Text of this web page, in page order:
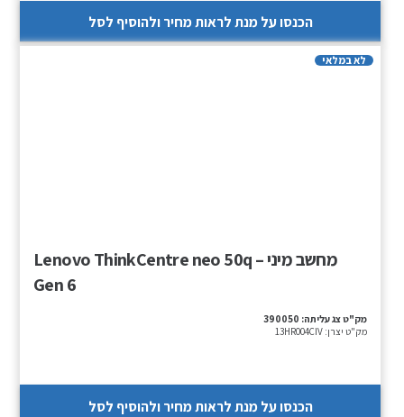
הכנסו על מנת לראות מחיר ולהוסיף לסל
לא במלאי
מחשב מיני – Lenovo ThinkCentre neo 50q
Gen 6
מק"ט צג עליתה: 390050
מק"ט יצרן: 13HR004CIV
הכנסו על מנת לראות מחיר ולהוסיף לסל